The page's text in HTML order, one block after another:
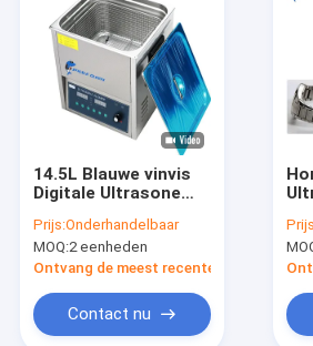
14.5L Blauwe vinvis
Digitale Ultrasone
Concave Oppervlakte
20-80C
Prijs:Onderhandelbaar
MOQ:2 eenheden
Ontvang de meest recente Prijs
Contact nu